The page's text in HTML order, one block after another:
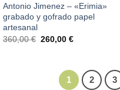
Antonio Jimenez – «Erimia»
grabado y gofrado papel
artesanal
360,00€ El
360,00 €.
260,00€El
260,00 €.
1 2 3